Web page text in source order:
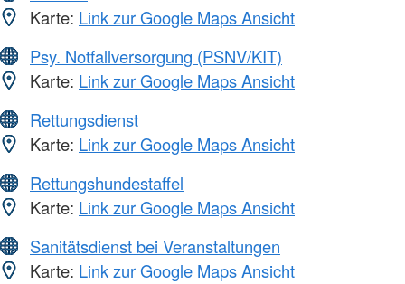
Karte: Link zur Google Maps Ansicht
Psy. Notfallversorgung (PSNV/KIT)
Karte: Link zur Google Maps Ansicht
Rettungsdienst
Karte: Link zur Google Maps Ansicht
Rettungshundestaffel
Karte: Link zur Google Maps Ansicht
Sanitätsdienst bei Veranstaltungen
Karte: Link zur Google Maps Ansicht